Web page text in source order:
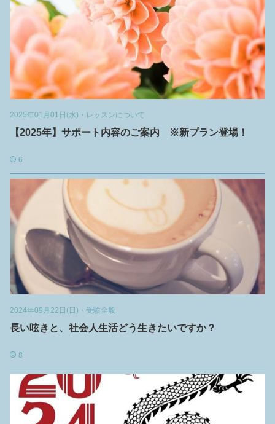
2025年01月01日(水) ・ レッスンについて
【2025年】サポート内容のご案内 ※新プラン登場！
6
2024年09月22日(日) ・ 受験全般
長い呟きと、社会人生活どう生きたいですか？
8